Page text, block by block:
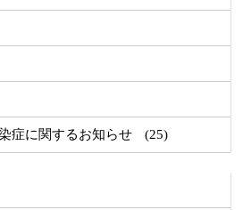
症に関するお知らせ (25)